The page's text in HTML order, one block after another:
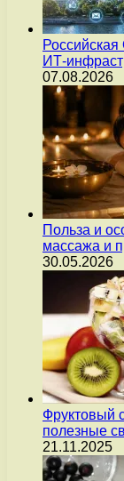
ИТ-
07.08.2026
Польза и
массажа и
30.05.2026
Фруктовый
полезные
21.11.2025